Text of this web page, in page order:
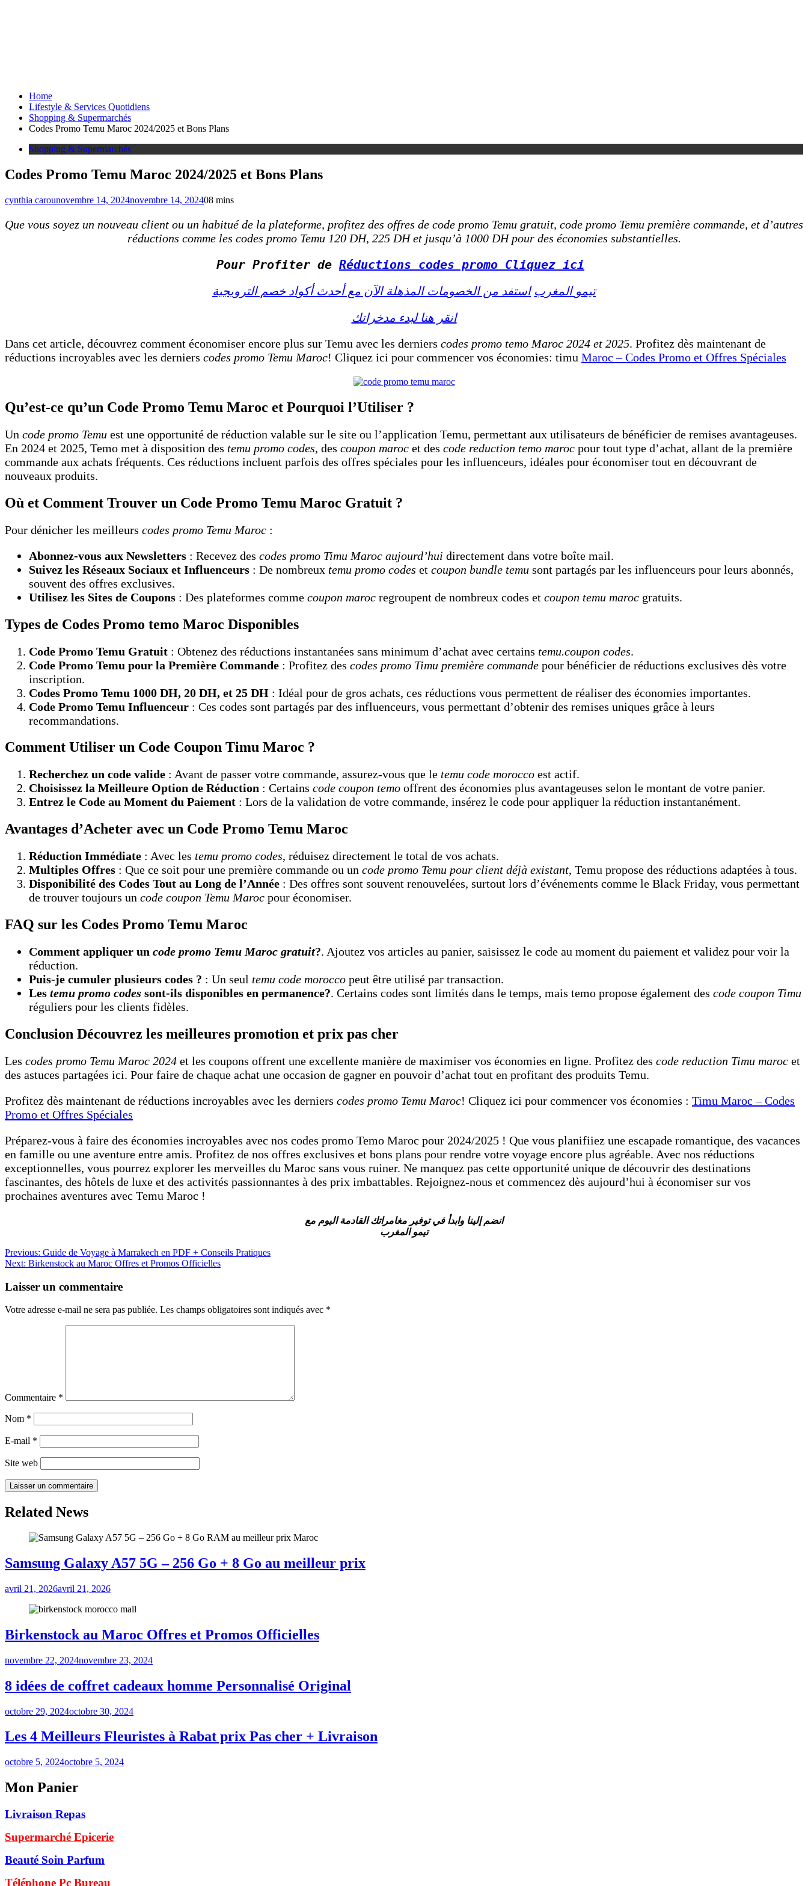
Home
Lifestyle & Services Quotidiens
Shopping & Supermarchés
Codes Promo Temu Maroc 2024/2025 et Bons Plans
Shopping & Supermarchés
Codes Promo Temu Maroc 2024/2025 et Bons Plans
cynthia carounovembre 14, 2024novembre 14, 202408 mins
Que vous soyez un nouveau client ou un habitué de la plateforme, profitez des offres de code promo Temu gratuit, code promo Temu première commande, et d’autres
réductions comme les codes promo Temu 120 DH, 225 DH et jusqu’à 1000 DH pour des économies substantielles.
Pour Profiter de Réductions codes promo Cliquez ici
تيمو المغرب استفد من الخصومات المذهلة الآن مع أحدث أكواد خصمالترويجية
انقر هنا لبدء مدخراتك
Dans cet article, découvrez comment économiser encore plus sur Temu avec les derniers codes promo temo Maroc 2024 et 2025. Profitez dès maintenant de
réductions incroyables avec les derniers codes promo Temu Maroc! Cliquez ici pour commencer vos économies: timu Maroc – Codes Promo et Offres Spéciales
Qu’est-ce qu’un Code Promo Temu Maroc et Pourquoi l’Utiliser ?
Un code promo Temu est une opportunité de réduction valable sur le site ou l’application Temu, permettant aux utilisateurs de bénéficier de remises avantageuses.
En 2024 et 2025, Temo met à disposition des temu promo codes, des coupon maroc et des code reduction temo maroc pour tout type d’achat, allant de la première
commande aux achats fréquents. Ces réductions incluent parfois des offres spéciales pour les influenceurs, idéales pour économiser tout en découvrant de
nouveaux produits.
Où et Comment Trouver un Code Promo Temu Maroc Gratuit ?
Pour dénicher les meilleurs codes promo Temu Maroc :
Abonnez-vous aux Newsletters : Recevez des codes promo Timu Maroc aujourd’hui directement dans votre boîte mail.
Suivez les Réseaux Sociaux et Influenceurs : De nombreux temu promo codes et coupon bundle temu sont partagés par les influenceurs pour leurs abonnés,
souvent des offres exclusives.
Utilisez les Sites de Coupons : Des plateformes comme coupon maroc regroupent de nombreux codes et coupon temu maroc gratuits.
Types de Codes Promo temo Maroc Disponibles
Code Promo Temu Gratuit : Obtenez des réductions instantanées sans minimum d’achat avec certains temu.coupon codes.
Code Promo Temu pour la Première Commande : Profitez des codes promo Timu première commande pour bénéficier de réductions exclusives dès votre
inscription.
Codes Promo Temu 1000 DH, 20 DH, et 25 DH : Idéal pour de gros achats, ces réductions vous permettent de réaliser des économies importantes.
Code Promo Temu Influenceur : Ces codes sont partagés par des influenceurs, vous permettant d’obtenir des remises uniques grâce à leurs
recommandations.
Comment Utiliser un Code Coupon Timu Maroc ?
Recherchez un code valide : Avant de passer votre commande, assurez-vous que le temu code morocco est actif.
Choisissez la Meilleure Option de Réduction : Certains code coupon temo offrent des économies plus avantageuses selon le montant de votre panier.
Entrez le Code au Moment du Paiement : Lors de la validation de votre commande, insérez le code pour appliquer la réduction instantanément.
Avantages d’Acheter avec un Code Promo Temu Maroc
Réduction Immédiate : Avec les temu promo codes, réduisez directement le total de vos achats.
Multiples Offres : Que ce soit pour une première commande ou un code promo Temu pour client déjà existant, Temu propose des réductions adaptées à tous.
Disponibilité des Codes Tout au Long de l’Année : Des offres sont souvent renouvelées, surtout lors d’événements comme le Black Friday, vous permettant
de trouver toujours un code coupon Temu Maroc pour économiser.
FAQ sur les Codes Promo Temu Maroc
Comment appliquer un code promo Temu Maroc gratuit?. Ajoutez vos articles au panier, saisissez le code au moment du paiement et validez pour voir la
réduction.
Puis-je cumuler plusieurs codes ? : Un seul temu code morocco peut être utilisé par transaction.
Les temu promo codes sont-ils disponibles en permanence?. Certains codes sont limités dans le temps, mais temo propose également des code coupon Timu
réguliers pour les clients fidèles.
Conclusion Découvrez les meilleures promotion et prix pas cher
Les codes promo Temu Maroc 2024 et les coupons offrent une excellente manière de maximiser vos économies en ligne. Profitez des code reduction Timu maroc et
des astuces partagées ici. Pour faire de chaque achat une occasion de gagner en pouvoir d’achat tout en profitant des produits Temu.
Profitez dès maintenant de réductions incroyables avec les derniers codes promo Temu Maroc! Cliquez ici pour commencer vos économies : Timu Maroc – Codes
Promo et Offres Spéciales
Préparez-vous à faire des économies incroyables avec nos codes promo Temo Maroc pour 2024/2025 ! Que vous planifiiez une escapade romantique, des vacances
en famille ou une aventure entre amis. Profitez de nos offres exclusives et bons plans pour rendre votre voyage encore plus agréable. Avec nos réductions
exceptionnelles, vous pourrez explorer les merveilles du Maroc sans vous ruiner. Ne manquez pas cette opportunité unique de découvrir des destinations
fascinantes, des hôtels de luxe et des activités passionnantes à des prix imbattables. Rejoignez-nous et commencez dès aujourd’hui à économiser sur vos
prochaines aventures avec Temu Maroc !
انضم إلينا وابدأ في توفير مغامراتك القادمة اليوم مع
تيمو المغرب
Navigation
de
l’article
Previous: Guide de Voyage à Marrakech en PDF + Conseils Pratiques
Next: Birkenstock au Maroc Offres et Promos Officielles
Laisser un commentaire
Votre adresse e-mail ne sera pas publiée. Les champs obligatoires sont indiqués avec *
Commentaire *
Nom *
E-mail *
Site web
Related News
Samsung Galaxy A57 5G – 256 Go + 8 Go au meilleur prix
avril 21, 2026avril 21, 2026
Birkenstock au Maroc Offres et Promos Officielles
novembre 22, 2024novembre 23, 2024
8 idées de coffret cadeaux homme Personnalisé Original
octobre 29, 2024octobre 30, 2024
Les 4 Meilleurs Fleuristes à Rabat prix Pas cher + Livraison
octobre 5, 2024octobre 5, 2024
Mon Panier
Livraison Repas
Supermarché Epicerie
Beauté Soin Parfum
Téléphone Pc Bureau